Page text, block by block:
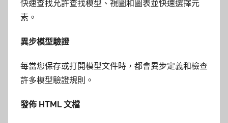
快速查找允許查找模型、視圖和圖表並快速選擇元
素。
異步模型驗證
每當您保存或打開模型文件時，都會異步定義和檢查
許多模型驗證規則。
發佈 HTML 文檔